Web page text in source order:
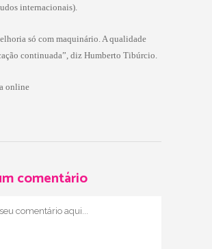
internacionais).
só com maquinário. A qualidade
continuada”, diz Humberto Tibúrcio.
online
comentário